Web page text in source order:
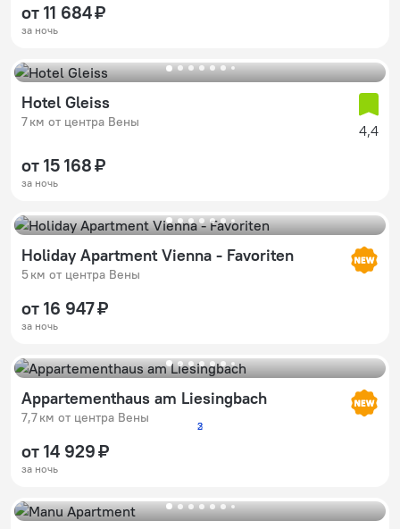
от 11 684 ₽
за ночь
Hotel Gleiss
7 км от центра Вены 4,4
от 15 168 ₽
за ночь
Holiday Apartment Vienna - Favoriten
5 км от центра Вены
от 16 947 ₽
за ночь
Appartementhaus am Liesingbach
7,7 км от центра Вены
от 14 929 ₽
за ночь
2
3